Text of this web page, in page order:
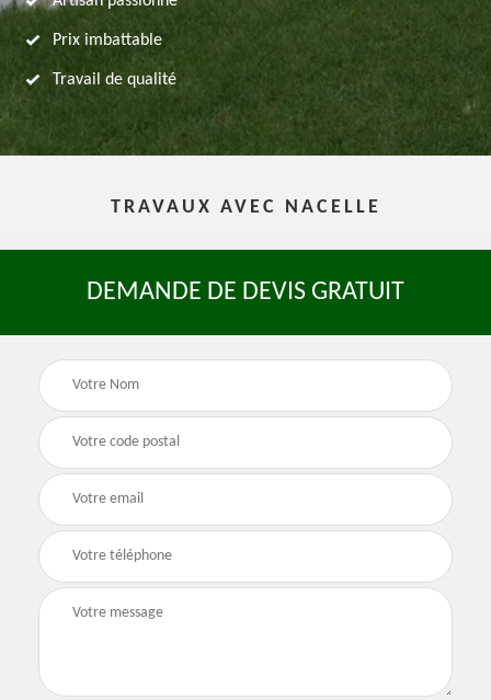
Prix imbattable
Travail de qualité
TRAVAUX AVEC NACELLE
DEMANDE DE DEVIS GRATUIT